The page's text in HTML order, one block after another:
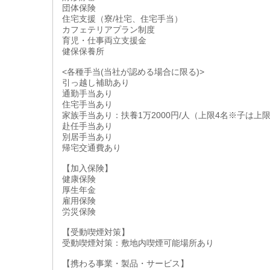
団体保険
住宅支援（寮/社宅、住宅手当）
カフェテリアプラン制度
育児・仕事両立支援金
健保保養所
<各種手当(当社が認める場合に限る)>
引っ越し補助あり
通勤手当あり
住宅手当あり
家族手当あり：扶養1万2000円/人（上限4名※子は上
赴任手当あり
別居手当あり
帰宅交通費あり
【加入保険】
健康保険
厚生年金
雇用保険
労災保険
【受動喫煙対策】
受動喫煙対策：敷地内喫煙可能場所あり
【携わる事業・製品・サービス】